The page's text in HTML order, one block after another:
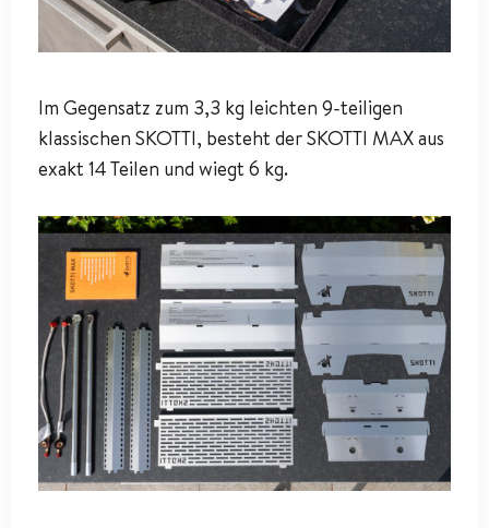
Im Gegensatz zum 3,3 kg leichten 9-teiligen
klassischen SKOTTI, besteht der SKOTTI MAX aus
exakt 14 Teilen und wiegt 6 kg.